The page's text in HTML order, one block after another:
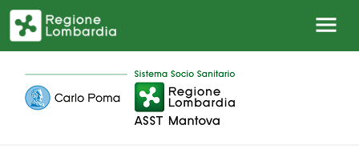
Salta al contenuto principale